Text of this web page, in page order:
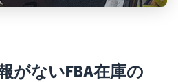
がないFBA在庫の